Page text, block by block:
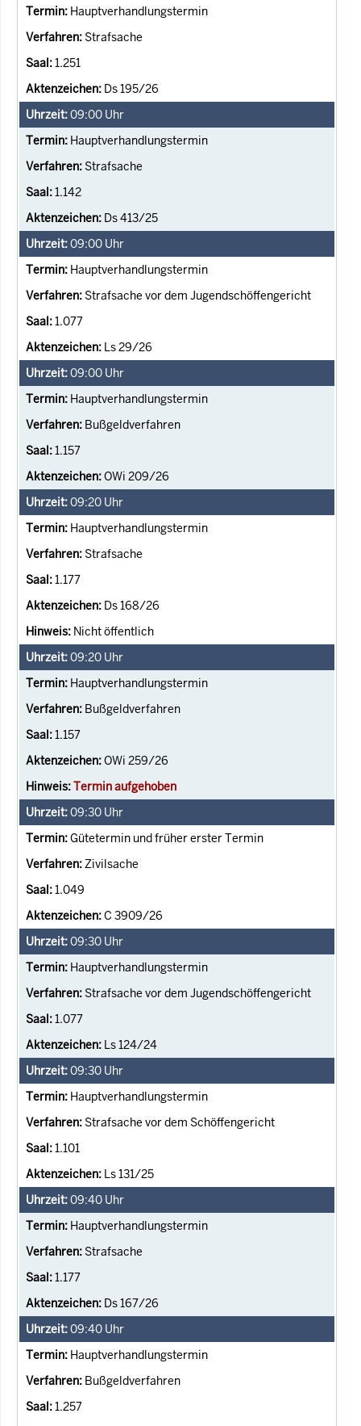
Hauptverhandlungstermin
Strafsache
1.251
Ds 195/26
09:00 Uhr
Hauptverhandlungstermin
Strafsache
1.142
Ds 413/25
09:00 Uhr
Hauptverhandlungstermin
Strafsache vor dem Jugendschöffengericht
1.077
Ls 29/26
09:00 Uhr
Hauptverhandlungstermin
Bußgeldverfahren
1.157
OWi 209/26
09:20 Uhr
Hauptverhandlungstermin
Strafsache
1.177
Ds 168/26
Nicht öffentlich
09:20 Uhr
Hauptverhandlungstermin
Bußgeldverfahren
1.157
OWi 259/26
Termin aufgehoben
09:30 Uhr
Gütetermin und früher erster Termin
Zivilsache
1.049
C 3909/26
09:30 Uhr
Hauptverhandlungstermin
Strafsache vor dem Jugendschöffengericht
1.077
Ls 124/24
09:30 Uhr
Hauptverhandlungstermin
Strafsache vor dem Schöffengericht
1.101
Ls 131/25
09:40 Uhr
Hauptverhandlungstermin
Strafsache
1.177
Ds 167/26
09:40 Uhr
Hauptverhandlungstermin
Bußgeldverfahren
1.257